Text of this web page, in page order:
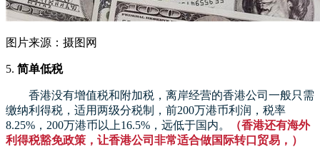
图片来源：摄图网
5. 简单低税
香港没有增值税和附加税，离岸经营的香港公司一般只需
缴纳利得税，适用两级分税制，前200万港币利润，税率
8.25%，200万港币以上16.5%，远低于国内。
（香港还有海外
利得税豁免政策，让香港公司非常适合做国际转口贸易，）